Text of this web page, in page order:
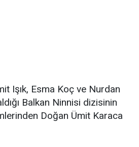
Işık, Esma Koç ve Nurdan
Balkan Ninnisi dizisinin
Doğan Ümit Karaca